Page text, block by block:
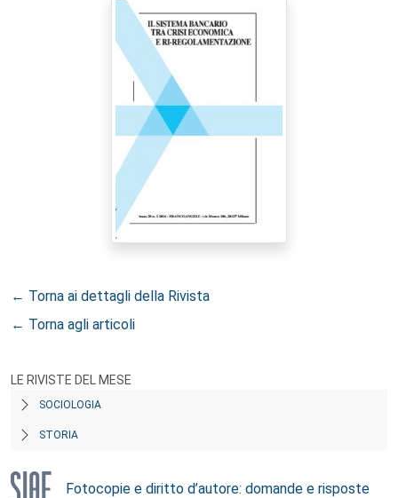
← Torna ai dettagli della Rivista
← Torna agli articoli
LE RIVISTE DEL MESE
SOCIOLOGIA
STORIA
Fotocopie e diritto d’autore: domande e risposte